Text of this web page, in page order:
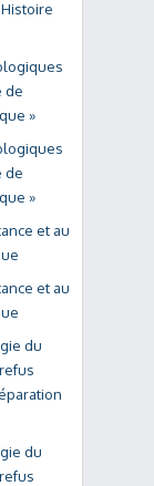
de
»
de
»
et au
et au
du
du